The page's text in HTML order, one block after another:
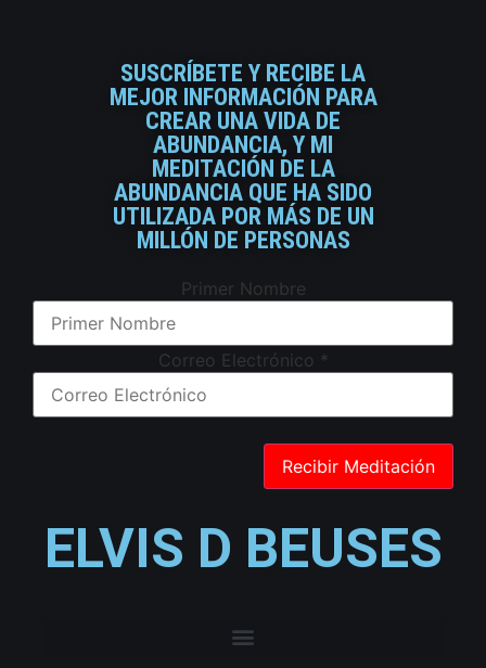
SUSCRÍBETE Y RECIBE LA
MEJOR INFORMACIÓN PARA
CREAR UNA VIDA DE
ABUNDANCIA, Y MI
MEDITACIÓN DE LA
ABUNDANCIA QUE HA SIDO
UTILIZADA POR MÁS DE UN
MILLÓN DE PERSONAS
Primer Nombre
Correo Electrónico *
ELVIS D BEUSES